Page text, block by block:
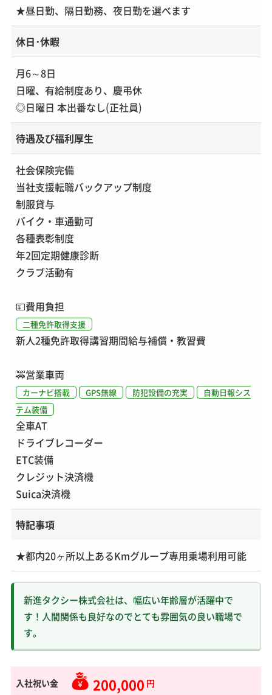
★昼日勤、隔日勤務、夜日勤を選べます
休日･休暇
月6～8日
日曜、有給制度あり、慶弔休
◎日曜日 本出番なし(正社員)
待遇及び福利厚生
社会保険完備
当社支援転職バックアップ制度
制服貸与
バイク・車通勤可
各種表彰制度
年2回定期健康診断
クラブ活動有
💴費用負担
二種免許取得支援
新人2種免許取得講習期間給与補償・教習費
🚕営業車両
カーナビ搭載 GPS無線 防犯設備の充実
自動日報シス
テム装備
全車AT
ドライブレコーダー
ETC装備
クレジット決済機
Suica決済機
特記事項
★都内20ヶ所以上あるKmグループ専用乗場利用可能
新進タクシー株式会社は、幅広い年齢層が活躍中で
す！人間関係も良好なのでとても雰囲気の良い職場で
す。
入社祝い金 200,000 円